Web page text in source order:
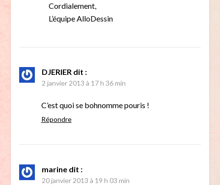
Cordialement,
L’équipe AlloDessin
DJERIER dit :
2 janvier 2013 à 17 h 36 min
C’est quoi se bohnomme pouris !
Répondre
marine dit :
20 janvier 2013 à 19 h 03 min